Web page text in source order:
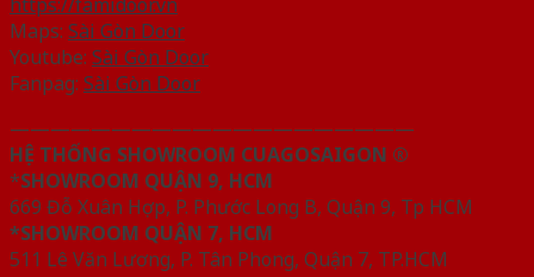
Maps: Sài Gòn Door
Youtube: Sài Gòn Door
Fanpag: Sài Gòn Door
————————————————————
HỆ THỐNG SHOWROOM CUAGOSAIGON ®
*SHOWROOM QUẬN 9, HCM
669 Đỗ Xuân Hợp, P. Phước Long B, Quận 9, Tp HCM
*SHOWROOM QUẬN 7, HCM
511 Lê Văn Lương, P. Tân Phong, Quận 7, TP.HCM